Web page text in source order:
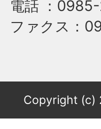
電話 ：
ファクス ：
Copyright (c)